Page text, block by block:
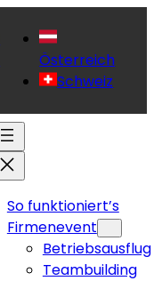
Österreich
Schweiz
So funktioniert’s
Firmenevent
Betriebsausflug
Teambuilding